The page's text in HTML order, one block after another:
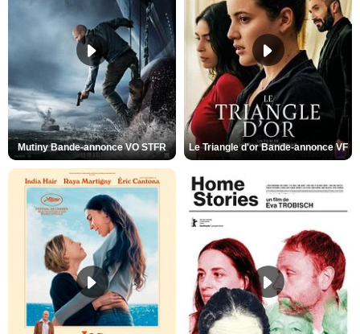
Mutiny Bande-annonce VO STFR Le Triangle d'or Bande-annonce VF